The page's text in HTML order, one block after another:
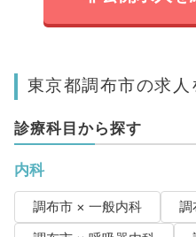
東京都調布市の求人
診療科目から探す
内科
調布市 × 一般内科
調